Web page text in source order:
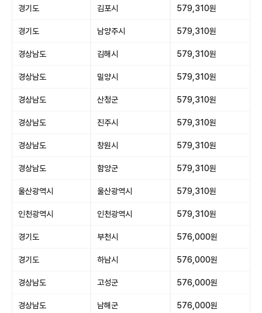
경기도 김포시 579,310원
경기도 남양주시 579,310원
경상남도 김해시 579,310원
경상남도 밀양시 579,310원
경상남도 산청군 579,310원
경상남도 진주시 579,310원
경상남도 창원시 579,310원
경상남도 함양군 579,310원
울산광역시 울산광역시 579,310원
인천광역시 인천광역시 579,310원
경기도 부천시 576,000원
경기도 하남시 576,000원
경상남도 고성군 576,000원
경상남도 남해군 576,000원